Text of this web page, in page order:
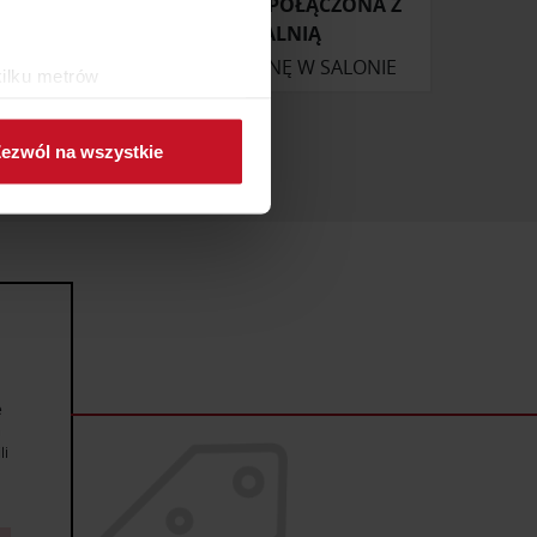
metrów
preferencje w
społecznościowym,
na wszystkie
SYPIALNIĄ
ZAPYTAJ O CENĘ W SALONIE